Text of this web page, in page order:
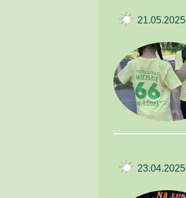
21.05.2025
23.04.2025